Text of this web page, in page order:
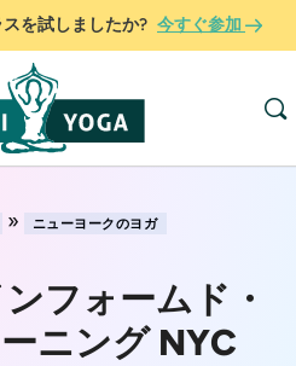
を試しましたか? 今すぐ参加
» ニューヨークのヨガ
フォームド・
ニング NYC